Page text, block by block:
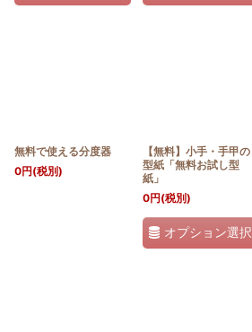
無料で使える分度器
0円(税別)
【無料】小手・手甲の
型紙「無料お試し型
紙」
0円(税別)
オプション選択